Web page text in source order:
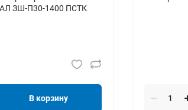
ЗШ-П30-1400 ПСТК
В корзину